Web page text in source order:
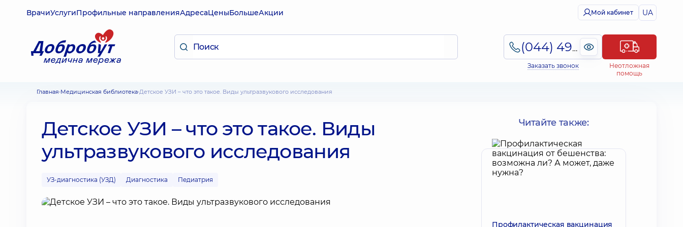
ВрачиУслугиПрофильные направленияАдресаЦеныБольшеАкции Мой кабинет UA
(044) 495-2-888
Заказать звонок
Неотложная
помощь
Главная Медицинская библиотека Детское УЗИ – что это такое. Виды ультразвукового исследования
Детское УЗИ – что это такое. Виды
ультразвукового исследования
УЗ-диагностика (УЗД) Диагностика Педиатрия
Читайте также:
Профилактическая вакцинация